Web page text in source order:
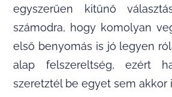
egyszerűen kitűnő
számodra, hogy komolyan
első benyomás is jó legyen
alap felszereltség, ezért
szeretztél be egyet sem akkor